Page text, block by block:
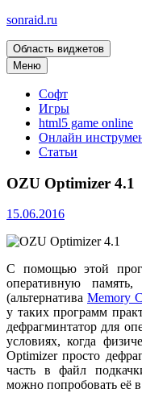
sonraid.ru
Скачивай программы,
Область виджетов
Меню
Софт
Игры
html5 game online
Онлайн
Статьи
OZU Optimizer 4.1
15.06.2016
С помощью этой
оперативную
(альтернатива Memory
у таких программ
дефрагминтатор для
условиях, когда
Optimizer просто
часть в файл
можно попробовать её в